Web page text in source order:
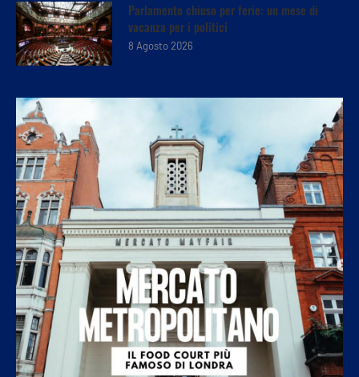
Parlamento chiuso per ferie: un mese di
vacanza per i politici
8 Agosto 2026